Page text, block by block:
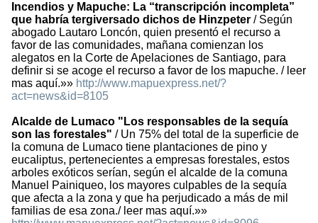
Incendios y Mapuche: La “transcripción incompleta”
que habría tergiversado dichos de Hinzpeter / Según
abogado Lautaro Loncón, quien presentó el recurso a
favor de las comunidades, mañana comienzan los
alegatos en la Corte de Apelaciones de Santiago, para
definir si se acoge el recurso a favor de los mapuche. / leer
mas aquí.»» http://www.mapuexpress.net/?
act=news&id=8105
Alcalde de Lumaco "Los responsables de la sequía
son las forestales" / Un 75% del total de la superficie de
la comuna de Lumaco tiene plantaciones de pino y
eucaliptus, pertenecientes a empresas forestales, estos
arboles exóticos serían, según el alcalde de la comuna
Manuel Painiqueo, los mayores culpables de la sequía
que afecta a la zona y que ha perjudicado a más de mil
familias de esa zona./ leer mas aquí.»»